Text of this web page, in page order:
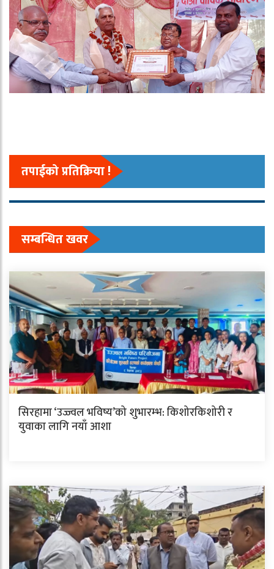
तपाईको प्रतिक्रिया !
सम्बन्धित खवर
सिरहामा ‘उज्ज्वल भविष्य’को शुभारम्भ: किशोरकिशोरी र
युवाका लागि नयाँ आशा